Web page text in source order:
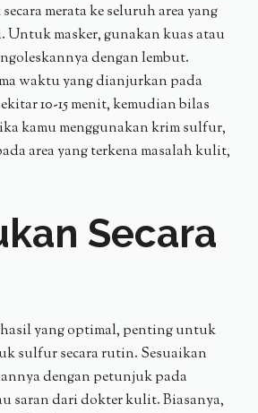
merata ke seluruh area yang
Untuk masker, gunakan kuas atau
dengan lembut.
waktu yang dianjurkan pada
10-15 menit, kemudian bilas
kamu menggunakan krim sulfur,
area yang terkena masalah kulit,
Secara
yang optimal, penting untuk
sulfur secara rutin. Sesuaikan
dengan petunjuk pada
saran dari dokter kulit. Biasanya,